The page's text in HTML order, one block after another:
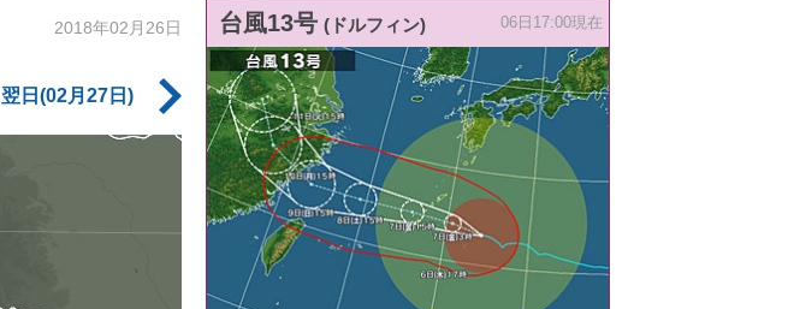
2018年02月26日
翌日(02月27日)
台風13号 (ドルフィン) 06日17:00現在